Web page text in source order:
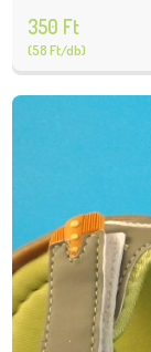
350 Ft
(58 Ft/db)